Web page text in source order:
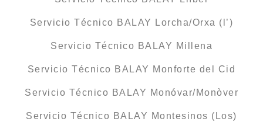
Servicio Técnico BALAY Lorcha/Orxa (l’)
Servicio Técnico BALAY Millena
Servicio Técnico BALAY Monforte del Cid
Servicio Técnico BALAY Monóvar/Monòver
Servicio Técnico BALAY Montesinos (Los)